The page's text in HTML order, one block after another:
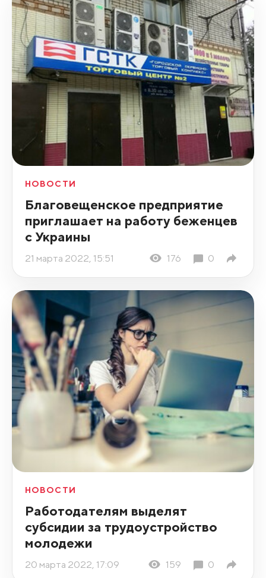
НОВОСТИ
Благовещенское предприятие
приглашает на работу беженцев
с Украины
21 марта 2022, 15:51 176 0
НОВОСТИ
Работодателям выделят
субсидии за трудоустройство
молодежи
20 марта 2022, 17:09 159 0